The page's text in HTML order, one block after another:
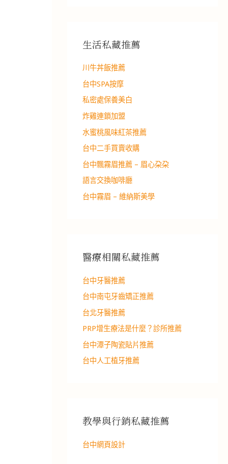
生活私藏推薦
川牛丼飯推薦
台中SPA按摩
私密處保養美白
炸雞連鎖加盟
水蜜桃風味紅茶推薦
台中二手買賣收購
台中飄霧眉推薦 – 眉心朶朶
語言交換咖啡廳
台中霧眉 – 維納斯美學
醫療相關私藏推薦
台中牙醫推薦
台中南屯牙齒矯正推薦
台北牙醫推薦
PRP增生療法是什麼？診所推薦
台中潭子陶瓷貼片推薦
台中人工植牙推薦
教學與行銷私藏推薦
台中網頁設計